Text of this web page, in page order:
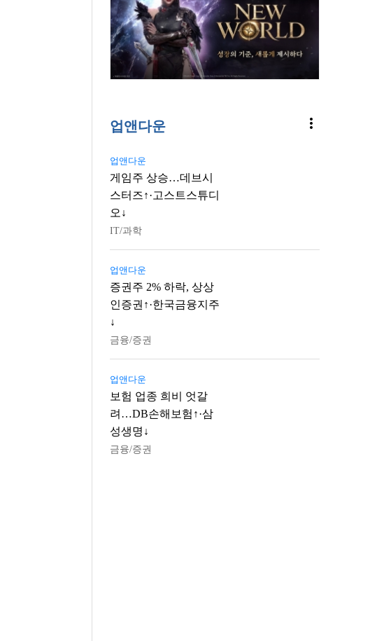
업앤다운 more_vert
업앤다운
게임주 상승…데브시
스터즈↑·고스트스튜디
오↓
IT/과학
업앤다운
증권주 2% 하락, 상상
인증권↑·한국금융지주
↓
금융/증권
업앤다운
보험 업종 희비 엇갈
려…DB손해보험↑·삼
성생명↓
금융/증권